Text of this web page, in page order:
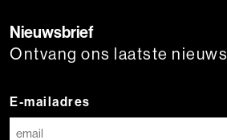
Nieuwsbrief
Ontvang ons laatste nieuws
E-mailadres